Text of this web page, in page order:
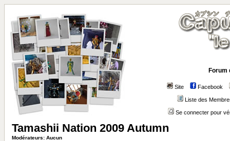
Forum
Site Facebook
Liste des
Se connecter pour
Tamashii Nation 2009 Autumn
Modérateurs: Aucun